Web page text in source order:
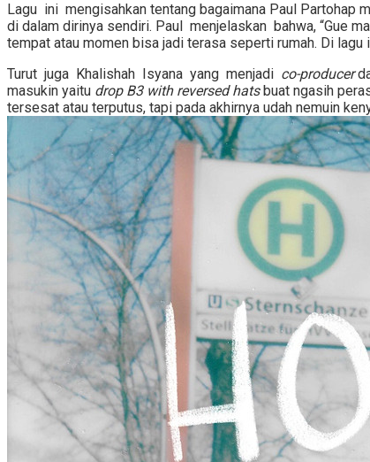
Lagu ini mengisahkan tentang bagaimana Paul Partohap
di dalam dirinya sendiri. Paul menjelaskan bahwa, “Gue
tempat atau momen bisa jadi terasa seperti rumah. Di
Turut juga Khalishah Isyana yang menjadi co-producer
masukin yaitu drop B3 with reversed hatsbuat ngasih
tersesat atau terputus, tapi pada akhirnya udah nemuin